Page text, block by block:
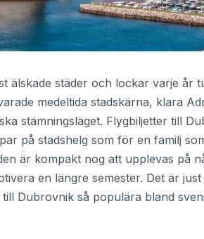
älskade städer och lockar varje år
medeltida stadskärna, klara
stämningsläget. Flygbiljetter till
på stadshelg som för en familj
är kompakt nog att upplevas på
en längre semester. Det är just
Dubrovnik så populära bland